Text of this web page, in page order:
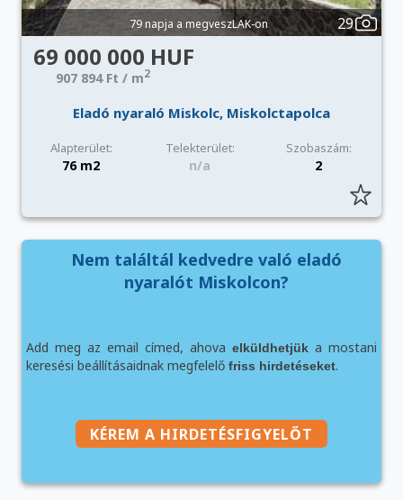
79 napja a megveszLAK-on 29
69 000 000 HUF
907 894 Ft / m2
Eladó nyaraló Miskolc, Miskolctapolca
Alapterület: Telekterület: Szobaszám:
76 m2 n/a 2
Nem találtál kedvedre való eladó
nyaralót Miskolcon?
Add meg az email címed, ahova elküldhetjük a mostani
keresési beállításaidnak megfelelő friss hirdetéseket.
KÉREM A HIRDETÉSFIGYELŐT